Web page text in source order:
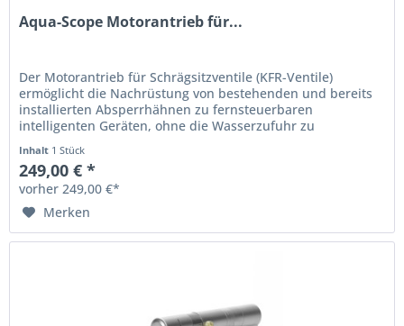
Aqua-Scope Motorantrieb für...
Der Motorantrieb für Schrägsitzventile (KFR-Ventile)
ermöglicht die Nachrüstung von bestehenden und bereits
installierten Absperrhähnen zu fernsteuerbaren
intelligenten Geräten, ohne die Wasserzufuhr zu
Inhalt 1 Stück
249,00 € *
vorher 249,00 €*
Merken